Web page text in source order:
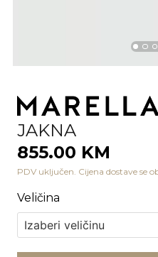
JAKNA
855.00 KM
PDV uključen. Cijena dostave se
Veličina